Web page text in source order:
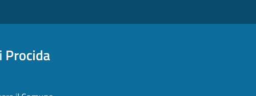
Procida